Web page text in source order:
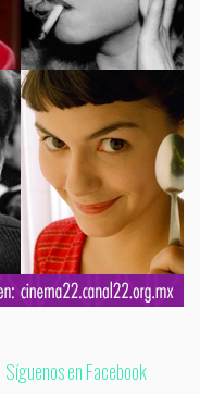
Síguenos en Facebook